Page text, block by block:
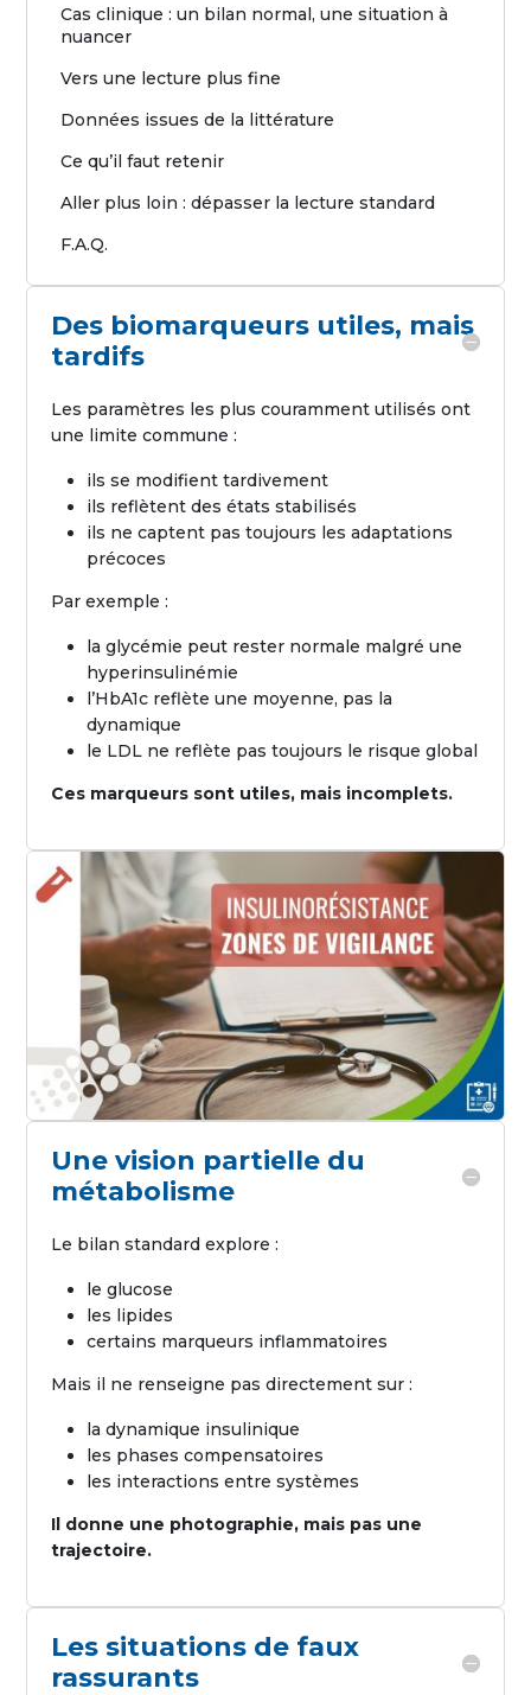
Cas clinique : un bilan normal, une situation à
nuancer
Vers une lecture plus fine
Données issues de la littérature
Ce qu’il faut retenir
Aller plus loin : dépasser la lecture standard
F.A.Q.
Des biomarqueurs utiles, mais
tardifs
Les paramètres les plus couramment utilisés ont
une limite commune :
ils se modifient tardivement
ils reflètent des états stabilisés
ils ne captent pas toujours les adaptations
précoces
Par exemple :
la glycémie peut rester normale malgré une
hyperinsulinémie
l’HbA1c reflète une moyenne, pas la
dynamique
le LDL ne reflète pas toujours le risque global
Ces marqueurs sont utiles, mais incomplets.
Une vision partielle du
métabolisme
Le bilan standard explore :
le glucose
les lipides
certains marqueurs inflammatoires
Mais il ne renseigne pas directement sur :
la dynamique insulinique
les phases compensatoires
les interactions entre systèmes
Il donne une photographie, mais pas une
trajectoire.
Les situations de faux
rassurants